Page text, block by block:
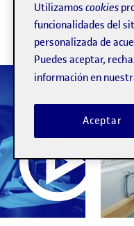
Utilizamos cookies
funcionalidades del
personalizada de
Puedes aceptar,
información en
Aceptar